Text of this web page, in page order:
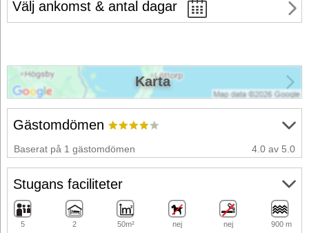
Välj ankomst & antal dagar
Gästomdömen
Baserat på 1 gästomdömen 4.0 av 5.0
Stugans faciliteter
5 2 50m² nej nej 900 m
Karta